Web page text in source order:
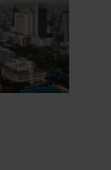
cookies et
par le biais
modifier votre
l’icône de